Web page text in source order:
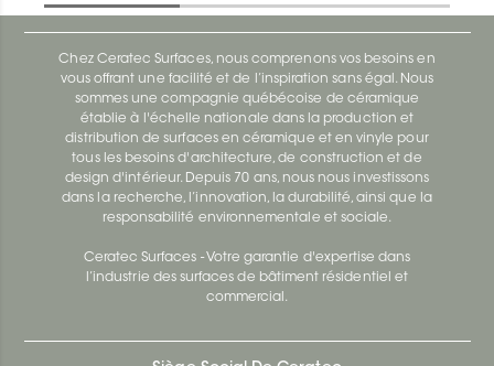
Chez Ceratec Surfaces, nous comprenons vos besoins en
vous offrant une facilité et de l’inspiration sans égal. Nous
sommes une compagnie québécoise de céramique
établie à l'échelle nationale dans la production et
distribution de surfaces en céramique et en vinyle pour
tous les besoins d'architecture, de construction et de
design d'intérieur. Depuis 70 ans, nous nous investissons
dans la recherche, l’innovation, la durabilité, ainsi que la
responsabilité environnementale et sociale.
Ceratec Surfaces - Votre garantie d'expertise dans
l’industrie des surfaces de bâtiment résidentiel et
commercial.